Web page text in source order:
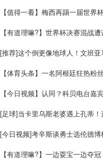
【值得一看】梅西再踢一届世界
【有道理嘛?】世界杯决赛混战
[推荐]这个倒更像地球人！文班
【体育头条】一名阿根廷狂热
【今日视频】认同？科贝电台嘉
[足球]当卡里乌斯老婆遇上孔蒂
[今日视频]考辛斯谈勇士选伦德
【有道理嘛?】一边耍宝一边夺